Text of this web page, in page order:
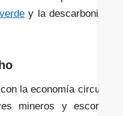
y la descarbonización
la economía circular. La
mineros y escoria, un